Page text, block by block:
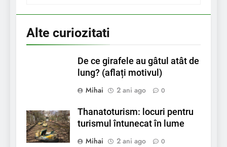
Alte curiozitati
De ce girafele au gâtul atât de
lung? (aflați motivul)
Mihai
2 ani ago 0
Thanatoturism: locuri pentru
turismul întunecat în lume
Mihai
2 ani ago 0